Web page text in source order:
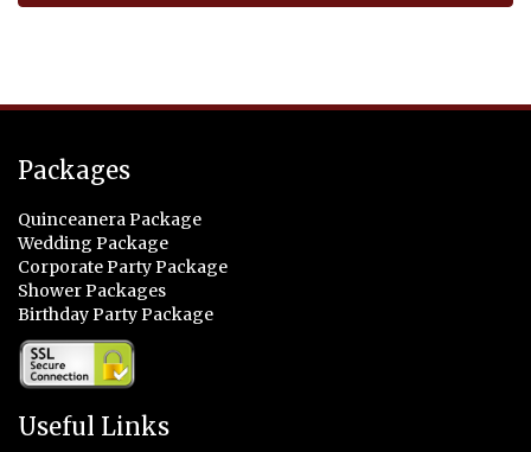
Packages
Quinceanera Package
Wedding Package
Corporate Party Package
Shower Packages
Birthday Party Package
Useful Links